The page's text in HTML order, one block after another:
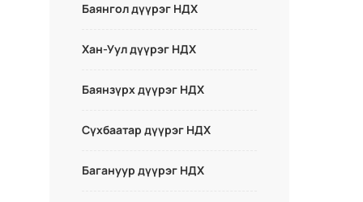
Баянгол дүүрэг НДХ
Хан-Уул дүүрэг НДХ
Баянзүрх дүүрэг НДХ
Сүхбаатар дүүрэг НДХ
Багануур дүүрэг НДХ